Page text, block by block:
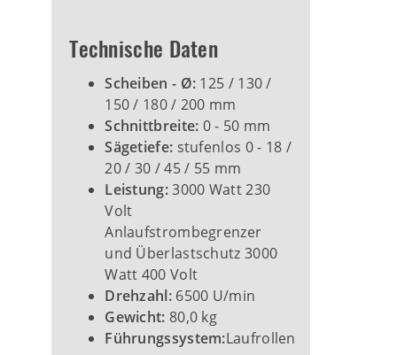
Technische Daten
Scheiben - Ø: 125 / 130 /
150 / 180 / 200 mm
Schnittbreite: 0 - 50 mm
Sägetiefe: stufenlos 0 - 18 /
20 / 30 / 45 / 55 mm
Leistung:3000 Watt 230
Volt
Anlaufstrombegrenzer
und Überlastschutz 3000
Watt 400 Volt
Drehzahl: 6500 U/min
Gewicht: 80,0 kg
Führungssystem:Laufrollen